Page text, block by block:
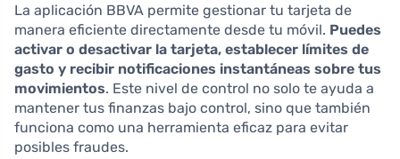
La aplicación BBVA permite gestionar tu tarjeta de
manera eficiente directamente desde tu móvil. Puedes
activar o desactivar la tarjeta, establecer límites de
gasto y recibir notificaciones instantáneas sobre tus
movimientos. Este nivel de control no solo te ayuda a
mantener tus finanzas bajo control, sino que también
funciona como una herramienta eficaz para evitar
posibles fraudes.